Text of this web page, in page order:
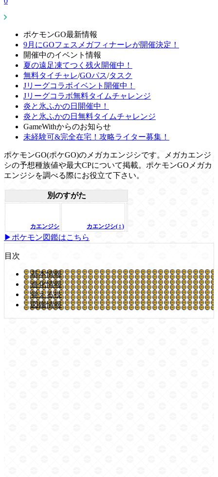
ポケモンGO最新情報
9月にGOフェスメガフィナーレが開催決定！
開催中のイベント情報
夏の遠足凍てつく残火開催中！
無料タイチャレ/GOパス/タスク
Jリーグコラボイベント開催中！
Jリーグコラボ無料タイムチャレンジ
炎と氷ふかの日開催中！
炎と氷ふかの日無料タイムチャレンジ
GameWithからのお知らせ
未経験可&完全在宅！攻略ライター募集！
ポケモンGO(ポケGO)のメガカエンジシです。メガカエンジ
シの予想種族値や最大CPについて掲載。ポケモンGOメガカ
エンジシを調べる際にお役立て下さい。
別のすがた
カエンジシ カエンジシ(♀)
▶ポケモン図鑑はこちら
目次
基本情報
進化情報
覚える技
図鑑情報